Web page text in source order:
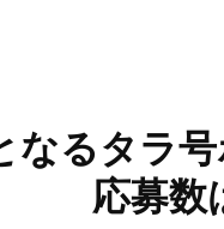
なるタラ
応募数